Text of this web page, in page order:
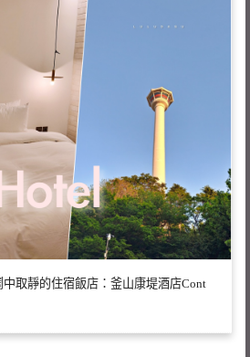
取靜的住宿飯店：釜山康堤酒店Cont